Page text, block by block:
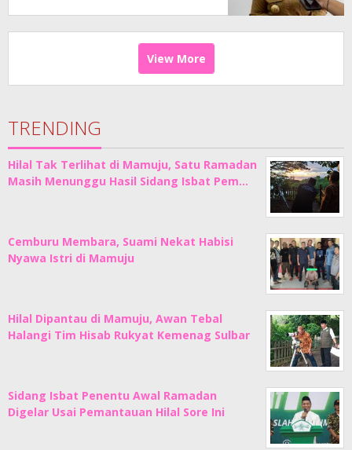
View More
TRENDING
Hilal Tak Terlihat di Mamuju, Satu Ramadan
Masih Menunggu Hasil Sidang Isbat Pem…
Cemburu Membara, Suami Nekat Habisi
Nyawa Istri di Mamuju
Hilal Dipantau di Mamuju, Awan Tebal
Halangi Tim Hisab Rukyat Kemenag Sulbar
Sidang Isbat Penentu Awal Ramadan
Digelar Usai Pemantauan Hilal Sore Ini